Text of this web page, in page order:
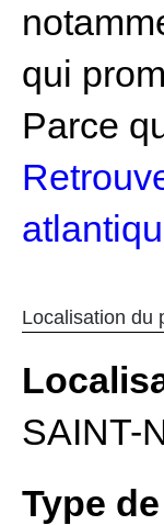
qui
Parce
Localisation du
SAINT-
Type